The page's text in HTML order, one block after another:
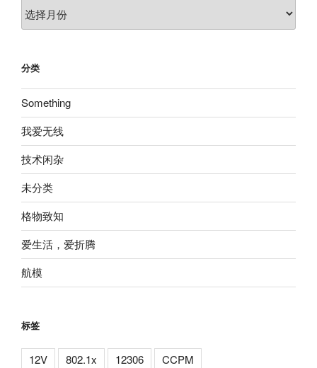
档
分类
Something
我爱无线
技术闲杂
未分类
格物致知
爱生活，爱折腾
航模
标签
12V 802.1x 12306
CCPM